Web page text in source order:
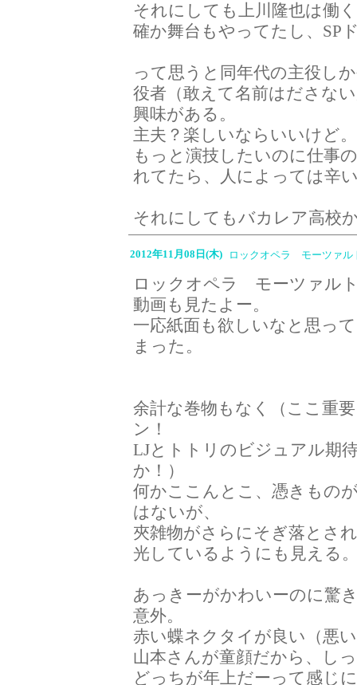
それにしても上川隆也は働
確か舞台もやってたし、SP
って思うと同年代の主役し
役者（敢えて名前はださな
興味がある。
主夫？楽しいならいいけど。
もっと演技したいのに仕事
れてたら、人によっては辛
それにしてもバカレア高校
2012年11月08日(木) ロックオペラ モーツァ
ロックオペラ モーツァル
動画も見たよー。
一応紙面も欲しいなと思っ
まった。
余計な巻物もなく（ここ重
ン！
LJとトトリのビジュアル期
か！）
何かここんとこ、憑きもの
はないが、
夾雑物がさらにそぎ落とさ
光しているようにも見える
あっきーがかわいーのに驚
意外。
赤い蝶ネクタイが良い（悪
山本さんが童顔だから、し
どっちが年上だーって感じ